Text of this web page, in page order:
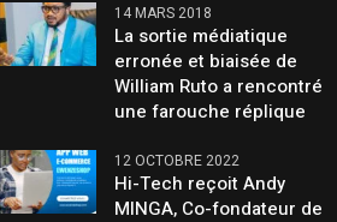
14 MARS 2018
La sortie médiatique
erronée et biaisée de
William Ruto a rencontré
une farouche réplique
12 OCTOBRE 2022
Hi-Tech reçoit Andy
MINGA, Co-fondateur de